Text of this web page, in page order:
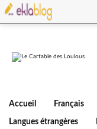
Accueil Français
Langues étrangères